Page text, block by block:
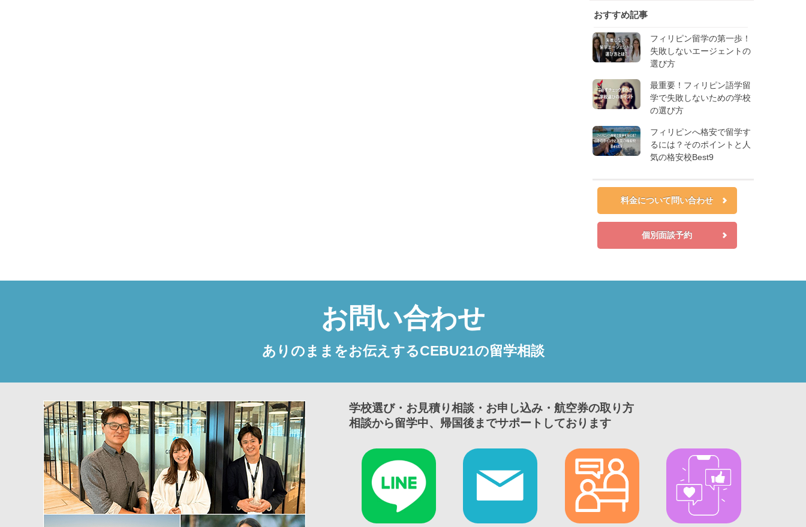
おすすめ記事
フィリピン留学の第一歩！
失敗しないエージェントの
選び方
最重要！フィリピン語学留
学で失敗しないための学校
の選び方
フィリピンへ格安で留学す
るには？そのポイントと人
気の格安校Best9
料金について問い合わせ
個別面談予約
お問い合わせ
ありのままをお伝えするCEBU21の留学相談
学校選び・お見積り相談・お申し込み・航空券の取り方
相談から留学中、帰国後までサポートしております